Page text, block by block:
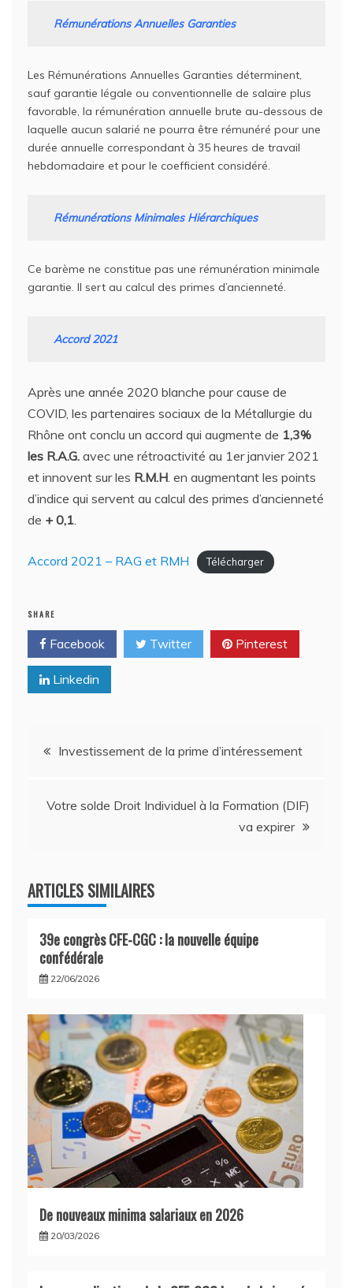
Rémunérations Annuelles Garanties
Les Rémunérations Annuelles Garanties déterminent,
sauf garantie légale ou conventionnelle de salaire plus
favorable, la rémunération annuelle brute au-dessous de
laquelle aucun salarié ne pourra être rémunéré pour une
durée annuelle correspondant à 35 heures de travail
hebdomadaire et pour le coefficient considéré.
Rémunérations Minimales Hiérarchiques
Ce barème ne constitue pas une rémunération minimale
garantie. Il sert au calcul des primes d’ancienneté.
Accord 2021
Après une année 2020 blanche pour cause de
COVID, les partenaires sociaux de la Métallurgie du
Rhône ont conclu un accord qui augmente de 1,3%
les R.A.G. avec une rétroactivité au 1er janvier 2021
et innovent sur les R.M.H. en augmentant les points
d’indice qui servent au calcul des primes d’ancienneté
de + 0,1.
Accord 2021 – RAG et RMH Télécharger
SHARE
Facebook Twitter Pinterest
Linkedin
Navigation
Investissement de la prime d’intéressement
Votre solde Droit Individuel à la Formation (DIF)
va expirer
ARTICLES SIMILAIRES
39e congrès CFE-CGC : la nouvelle équipe
confédérale
22/06/2026
De nouveaux minima salariaux en 2026
20/03/2026